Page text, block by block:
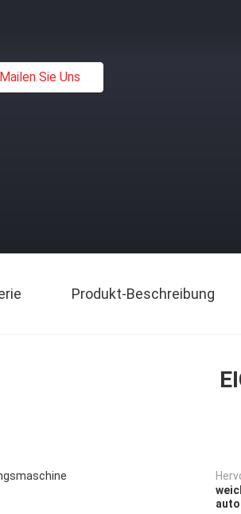
Mailen Sie Uns
Produkt-Beschreibung